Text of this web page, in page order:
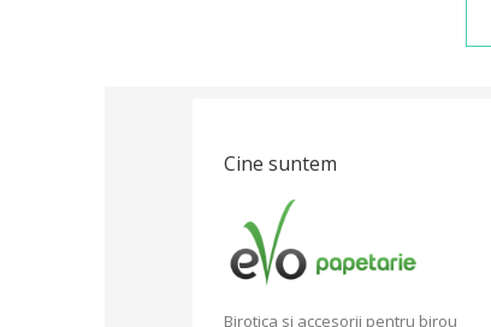
Cine suntem
Birotica si accesorii pentru birou